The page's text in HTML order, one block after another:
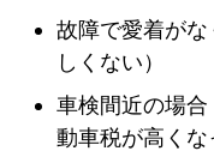
故障で愛着が
しくない）
車検間近の場
動車税が高くな